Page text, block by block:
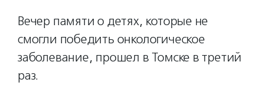
Вечер памяти о детях, которые не
смогли победить онкологическое
заболевание, прошел в Томске в третий
раз.